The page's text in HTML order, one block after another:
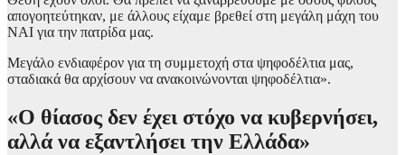
απογοητεύτηκαν, με άλλους είχαμε βρεθεί στη μεγάλη μάχη του
ΝΑΙ για την πατρίδα μας.
Μεγάλο ενδιαφέρον για τη συμμετοχή στα ψηφοδέλτια μας,
σταδιακά θα αρχίσουν να ανακοινώνονται ψηφοδέλτια».
«Ο θίασος δεν έχει στόχο να κυβερνήσει,
αλλά να εξαντλήσει την Ελλάδα»